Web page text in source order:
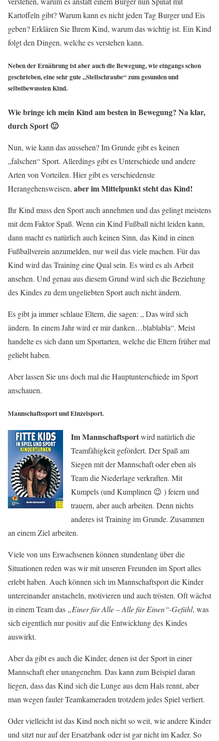
Kartoffeln gibt? Warum kann es nicht jeden Tag Burger und Eis
geben? Erklären Sie Ihrem Kind, warum das wichtig ist. Ein Kind
folgt den Dingen, welche es verstehen kann.
Neben der Ernährung ist aber auch die Bewegung, wie eingangs schon
geschrieben, eine sehr gute „Stellschraube“ zum gesunden und
selbstbewussten Kind.
Wie bringe ich mein Kind am besten in Bewegung? Na klar,
durch Sport 🙂
Nun, wie kann das aussehen? Im Grunde gibt es keinen
„falschen“ Sport. Allerdings gibt es Unterschiede und andere
Arten von Vorteilen. Hier gibt es verschiedenste
Herangehensweisen, aber im Mittelpunkt steht das Kind!
Ihr Kind muss den Sport auch annehmen und das gelingt meistens
mit dem Faktor Spaß. Wenn ein Kind Fußball nicht leiden kann,
dann macht es natürlich auch keinen Sinn, das Kind in einen
Fußballverein anzumelden, nur weil das viele machen. Für das
Kind wird das Training eine Qual sein. Es wird es als Arbeit
ansehen. Und genau aus diesem Grund wird sich die Beziehung
des Kindes zu dem ungeliebten Sport auch nicht ändern.
Es gibt ja immer schlaue Eltern, die sagen: „ Das wird sich
ändern. In einem Jahr wird er mir danken…blablabla“. Meist
handelte es sich dann um Sportarten, welche die Eltern früher mal
geliebt haben.
Aber lassen Sie uns doch mal die Hauptunterschiede im Sport
anschauen.
Mannschaftssport und Einzelsport.
Im Mannschaftsportwird natürlich die
Teamfähigkeit gefördert. Der Spaß am
Siegen mit der Mannschaft oder eben als
Team die Niederlage verkraften. Mit
Kumpels (und Kumplinen 😉 ) feiern und
trauern, aber auch arbeiten. Denn nichts
anderes ist Training im Grunde. Zusammen
an einem Ziel arbeiten.
Viele von uns Erwachsenen können stundenlang über die
Situationen reden was wir mit unseren Freunden im Sport alles
erlebt haben. Auch können sich im Mannschaftsport die Kinder
untereinander anstacheln, motivieren und auch trösten. Oft wächst
in einem Team das „Einer für Alle – Alle für Einen“-Gefühl, was
sich eigentlich nur positiv auf die Entwicklung des Kindes
auswirkt.
Aber da gibt es auch die Kinder, denen ist der Sport in einer
Mannschaft eher unangenehm. Das kann zum Beispiel daran
liegen, dass das Kind sich die Lunge aus dem Hals rennt, aber
man wegen fauler Teamkameraden trotzdem jedes Spiel verliert.
Oder vielleicht ist das Kind noch nicht so weit, wie andere Kinder
und sitzt nur auf der Ersatzbank oder ist gar nicht im Kader. So